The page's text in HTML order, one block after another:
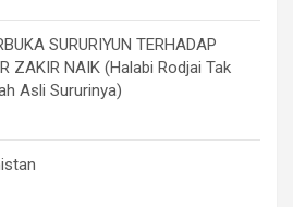
SURURIYUN TERHADAP
ZAKIR NAIK (Halabi Rodjai Tak
Asli Sururinya)